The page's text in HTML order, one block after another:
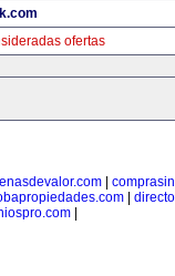
ofertas
|